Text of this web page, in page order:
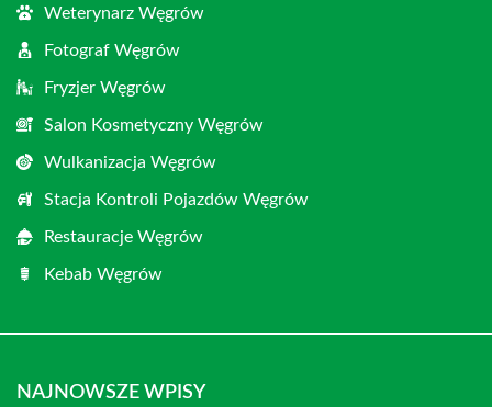
Weterynarz Węgrów
Fotograf Węgrów
Fryzjer Węgrów
Salon Kosmetyczny Węgrów
Wulkanizacja Węgrów
Stacja Kontroli Pojazdów Węgrów
Restauracje Węgrów
Kebab Węgrów
NAJNOWSZE WPISY